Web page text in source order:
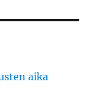
aika